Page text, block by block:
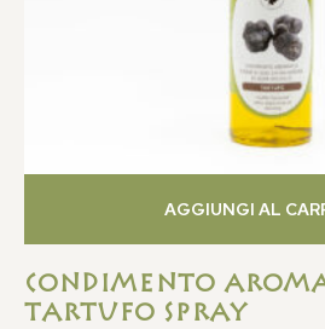
Condimento
Tartufo Spray
AGGIUNGI AL